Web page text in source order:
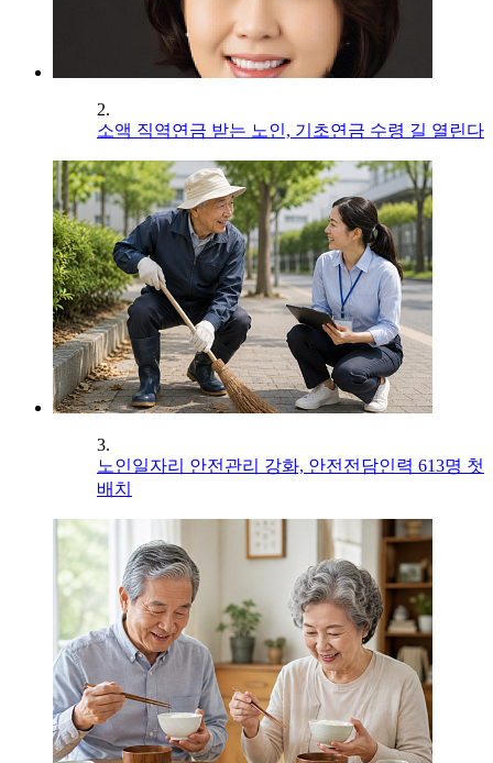
2.
소액 직역연금 받는 노인, 기초연금 수령 길 열린다
3.
노인일자리 안전관리 강화, 안전전담인력 613명 첫
배치